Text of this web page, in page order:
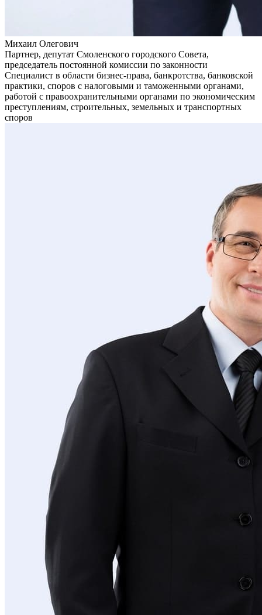
Михаил Олегович
Партнер, депутат Смоленского городского Совета,
председатель постоянной комиссии по законности
Специалист в области бизнес-права, банкротства, банковской
практики, споров с налоговыми и таможенными органами,
работой с правоохранительными органами по экономическим
преступлениям, строительных, земельных и транспортных
споров